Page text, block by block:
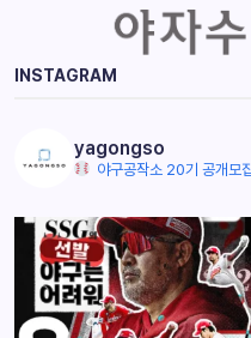
INSTAGRAM
yagongso
야구공작소 20기 공개모